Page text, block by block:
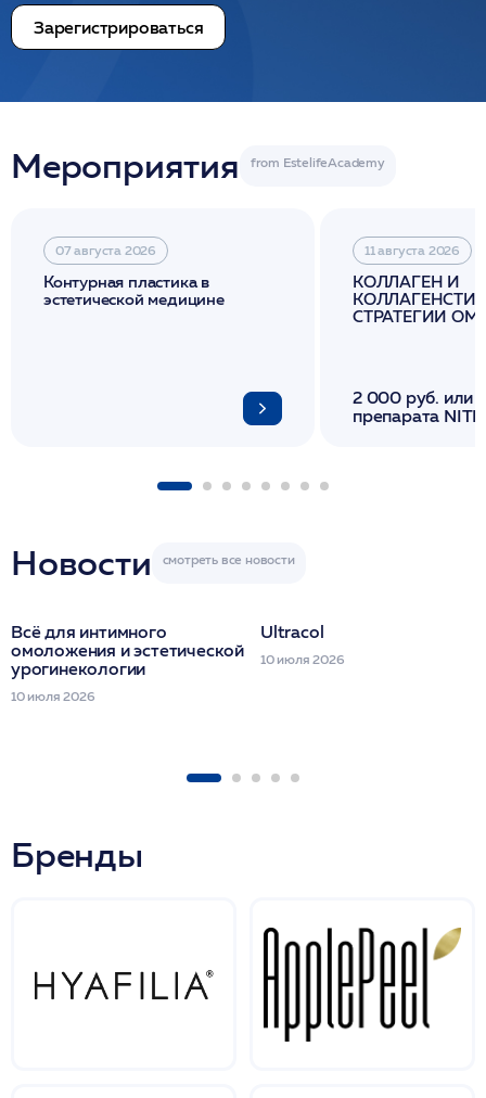
Зарегистрироваться
Мероприятия
07 августа 2026
Контурная пластика в
эстетической медицине
11 августа 2026
КОЛЛАГЕН И
СТРАТЕГИИ
2 000 руб. или
препарата
Новости
Всё для интимного
омоложения и эстетической
урогинекологии
10 июля 2026
Ultracol
10 июля 2026
Бренды